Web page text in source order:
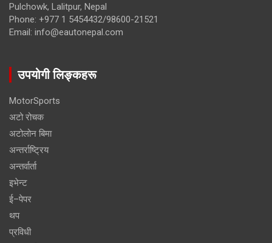
Pulchowk, Lalitpur, Nepal
Phone: +977 1 5454432/98600-21521
Email: info@eautonepal.com
उपयोगी लिङ्कहरू
MotorSports
अटो रोचक
अटोलोन बिमा
अन्तर्राष्ट्रिय
अन्तर्वार्ता
इभेन्ट
ई–पेपर
थप
प्रविधी